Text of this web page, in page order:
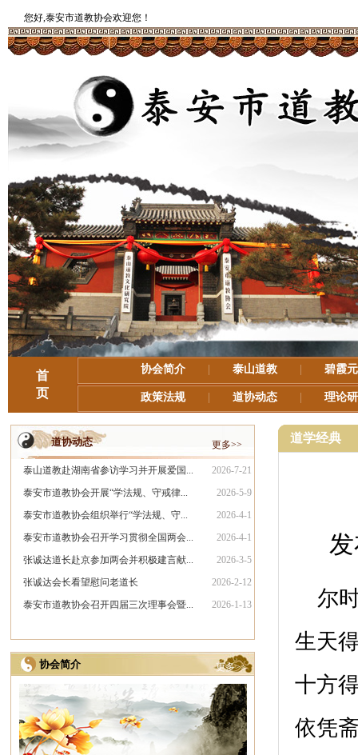
您好,泰安市道教协会欢迎您！
首
页
协会简介 泰山道教 碧霞
政策法规 道协动态 理论
道协动态 更多>>
2026-7-21
泰山道教赴湖南省参访学习并开展爱国...
2026-5-9
泰安市道教协会开展“学法规、守戒律...
2026-4-1
泰安市道教协会组织举行“学法规、守...
2026-4-1
泰安市道教协会召开学习贯彻全国两会...
2026-3-5
张诚达道长赴京参加两会并积极建言献...
2026-2-12
张诚达会长看望慰问老道长
2026-1-13
泰安市道教协会召开四届三次理事会暨...
协会简介 更多>>
道学经典
尔时
生天
十方
依凭